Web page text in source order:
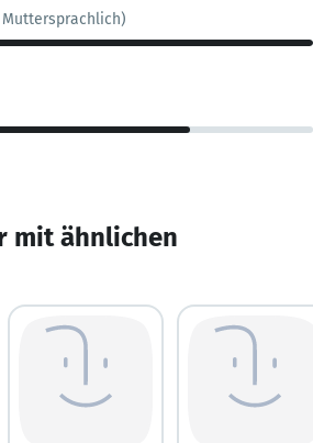
mit ähnlichen